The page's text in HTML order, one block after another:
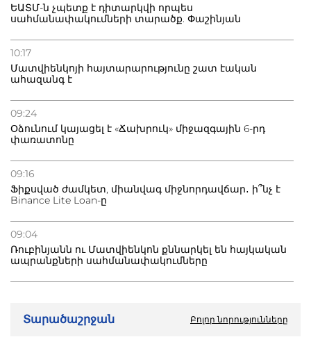
ԵԱՏՄ-ն չպետք է դիտարկվի որպես
սահմանափակումների տարածք. Փաշինյան
10:17
Մատվիենկոյի հայտարարությունը շատ էական
ահազանգ է
09:24
Օձունում կայացել է «Ճախրուկ» միջազգային 6-րդ
փառատոնը
09:16
Ֆիքսված ժամկետ, միանվագ միջնորդավճար․ ի՞նչ է
Binance Lite Loan-ը
09:04
Ռուբինյանն ու Մատվիենկոն քննարկել են հայկական
ապրանքների սահմանափակումները
Տարածաշրջան Բոլոր նորությունները